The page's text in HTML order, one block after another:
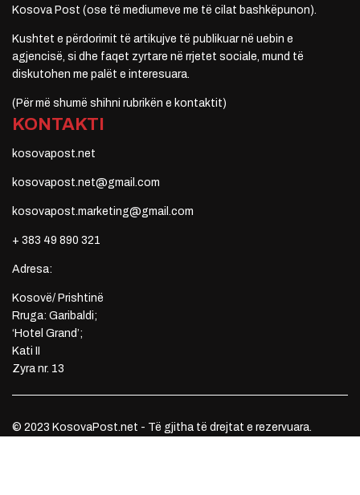
Kosova Post (ose të mediumeve me të cilat bashkëpunon).
Kushtet e përdorimit të artikujve të publikuar në uebin e
agjencisë, si dhe faqet zyrtare në rrjetet sociale, mund të
diskutohen me palët e interesuara.
(Për më shumë shihni rubrikën e kontaktit)
KONTAKTI
kosovapost.net
kosovapost.net@gmail.com
kosovapost.marketing@gmail.com
+ 383 49 890 321
Adresa:
Kosovë/ Prishtinë
Rruga: Garibaldi;
‘Hotel Grand’;
Kati II
Zyra nr. 13
© 2023 KosovaPost.net - Të gjitha të drejtat e rezervuara.